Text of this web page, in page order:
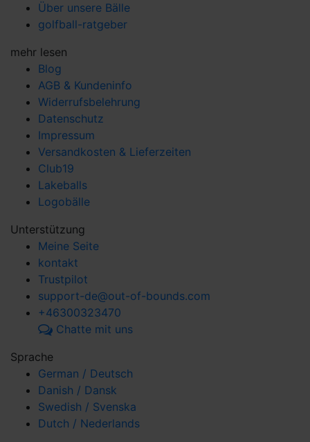
Über unsere Bälle
golfball-ratgeber
mehr lesen
Blog
AGB & Kundeninfo
Widerrufsbelehrung
Datenschutz
Impressum
Versandkosten & Lieferzeiten
Club19
Lakeballs
Logobälle
Unterstützung
Meine Seite
kontakt
Trustpilot
support-de@out-of-bounds.com
+46300323470
Chatte mit uns
Sprache
German / Deutsch
Danish / Dansk
Swedish / Svenska
Dutch / Nederlands